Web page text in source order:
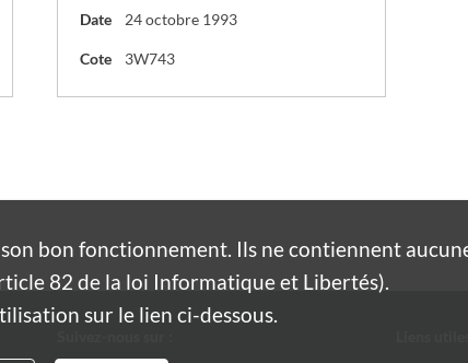
Date 24 octobre 1993
Cote 3W743
bon fonctionnement. Ils ne contiennent
82 de la loi Informatique et Libertés).
sur le lien ci-dessous.